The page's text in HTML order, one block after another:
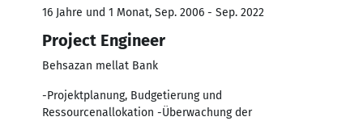
16 Jahre und 1 Monat, Sep. 2006 - Sep. 2022
Project Engineer
Behsazan mellat Bank
-Projektplanung, Budgetierung und
Ressourcenallokation -Überwachung der